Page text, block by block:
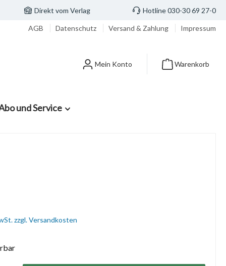
Direkt vom Verlag Hotline 030-30 69 27-0
AGB Datenschutz Versand & Zahlung Impressum
Mein Konto Warenkorb
und Service
zzgl. Versandkosten